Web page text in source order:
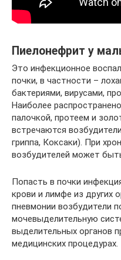
Пиелонефрит у
Это инфекционное
почки, в частности –
бактериями, вирусами,
Наиболее
палочкой, протеем и
встречаются
гриппа, Коксаки). При
возбудителей может
Попасть в почки
крови и лимфе из других
пневмонии возбудители
мочевыделительную
выделительных органов
медицинских процедурах.